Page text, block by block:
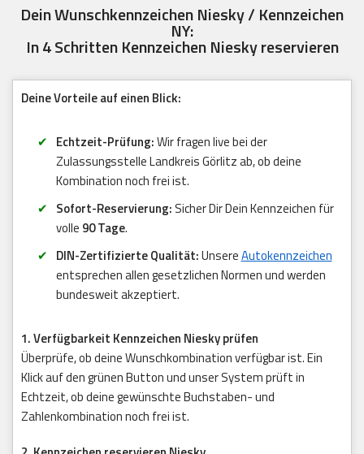
Dein Wunschkennzeichen Niesky / Kennzeichen
NY:
In 4 Schritten Kennzeichen Niesky reservieren
Deine Vorteile auf einen Blick:
Echtzeit-Prüfung:Wir fragen live bei der
Zulassungsstelle Landkreis Görlitz ab, ob deine
Kombination noch frei ist.
Sofort-Reservierung: Sicher Dir Dein Kennzeichen für
volle 90 Tage.
DIN-Zertifizierte Qualität:UnsereAutokennzeichen
entsprechen allen gesetzlichen Normen und werden
bundesweit akzeptiert.
1. Verfügbarkeit Kennzeichen Niesky prüfen
Überprüfe, ob deine Wunschkombination verfügbar ist. Ein
Klick auf den grünen Button und unser System prüft in
Echtzeit, ob deine gewünschte Buchstaben- und
Zahlenkombination noch frei ist.